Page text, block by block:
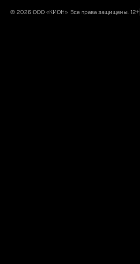
© 2026 ООО «КИОН». Все права защищены. 12+